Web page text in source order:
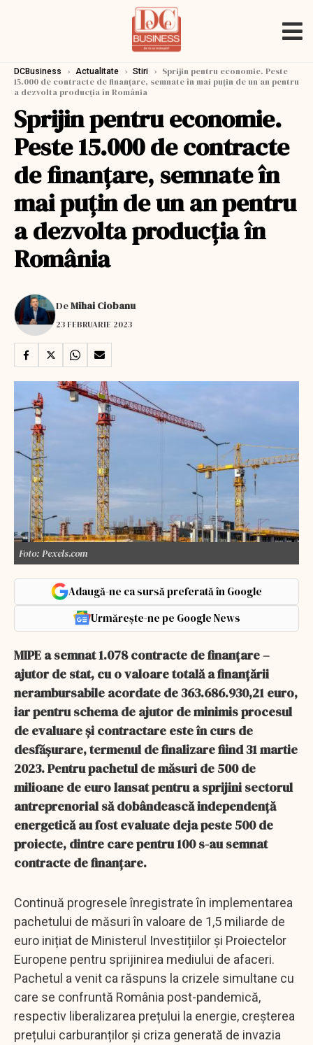
DCBusiness › Actualitate › Stiri › Sprijin pentru economie. Peste
15.000 de contracte de finanțare, semnate în mai puţin de un an pentru
a dezvolta producția în România
Sprijin pentru economie.
Peste 15.000 de contracte
de finanțare, semnate în
mai puţin de un an pentru
a dezvolta producția în
România
DeMihai Ciobanu
23 FEBRUARIE 2023
Foto: Pexels.com
Adaugă-ne ca sursă preferată în Google
Urmărește-ne pe Google News
MIPE a semnat 1.078 contracte de finanțare –
ajutor de stat, cu o valoare totală a finanțării
nerambursabile acordate de 363.686.930,21 euro,
iar pentru schema de ajutor de minimis procesul
de evaluare și contractare este în curs de
desfășurare, termenul de finalizare fiind 31 martie
2023. Pentru pachetul de măsuri de 500 de
milioane de euro lansat pentru a sprijini sectorul
antreprenorial să dobândească independență
energetică au fost evaluate deja peste 500 de
proiecte, dintre care pentru 100 s-au semnat
contracte de finanțare.
Continuă progresele înregistrate în implementarea
pachetului de măsuri în valoare de 1,5 miliarde de
euro inițiat de Ministerul Investițiilor și Proiectelor
Europene pentru sprijinirea mediului de afaceri.
Pachetul a venit ca răspuns la crizele simultane cu
care se confruntă România post-pandemică,
respectiv liberalizarea prețului la energie, creșterea
prețului carburanților și criza generată de invazia